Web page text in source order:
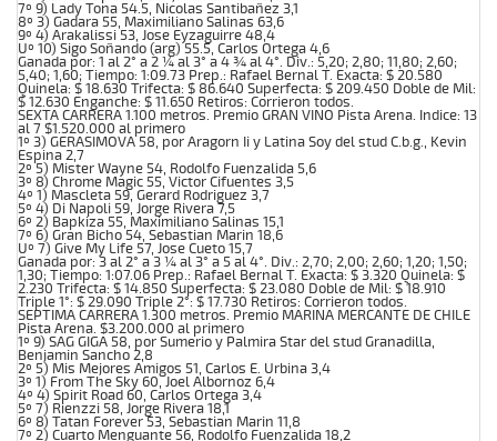
7º 9) Lady Tona 54.5, Nicolas Santibañez 3,1
8º 3) Gadara 55, Maximiliano Salinas 63,6
9º 4) Arakalissi 53, Jose Eyzaguirre 48,4
Uº 10) Sigo Soñando (arg) 55.5, Carlos Ortega 4,6
Ganada por: 1 al 2° a 2 ¼ al 3° a 4 ¾ al 4°. Div.: 5,20; 2,80; 11,80; 2,60;
5,40; 1,60; Tiempo: 1:09.73 Prep.: Rafael Bernal T. Exacta: $ 20.580
Quinela: $ 18.630 Trifecta: $ 86.640 Superfecta: $ 209.450 Doble de Mil:
$ 12.630 Enganche: $ 11.650 Retiros: Corrieron todos.
SEXTA CARRERA 1.100 metros. Premio GRAN VINO Pista Arena. Indice: 13
al 7 $1.520.000 al primero
1º 3) GERASIMOVA 58, por Aragorn Ii y Latina Soy del stud C.b.g., Kevin
Espina 2,7
2º 5) Mister Wayne 54, Rodolfo Fuenzalida 5,6
3º 8) Chrome Magic 55, Victor Cifuentes 3,5
4º 1) Mascleta 59, Gerard Rodriguez 3,7
5º 4) Di Napoli 59, Jorge Rivera 7,5
6º 2) Bapkiza 55, Maximiliano Salinas 15,1
7º 6) Gran Bicho 54, Sebastian Marin 18,6
Uº 7) Give My Life 57, Jose Cueto 15,7
Ganada por: 3 al 2° a 3 ¼ al 3° a 5 al 4°. Div.: 2,70; 2,00; 2,60; 1,20; 1,50;
1,30; Tiempo: 1:07.06 Prep.: Rafael Bernal T. Exacta: $ 3.320 Quinela: $
2.230 Trifecta: $ 14.850 Superfecta: $ 23.080 Doble de Mil: $ 18.910
Triple 1°: $ 29.090 Triple 2°: $ 17.730 Retiros: Corrieron todos.
SEPTIMA CARRERA 1.300 metros. Premio MARINA MERCANTE DE CHILE
Pista Arena. $3.200.000 al primero
1º 9) SAG GIGA 58, por Sumerio y Palmira Star del stud Granadilla,
Benjamin Sancho 2,8
2º 5) Mis Mejores Amigos 51, Carlos E. Urbina 3,4
3º 1) From The Sky 60, Joel Albornoz 6,4
4º 4) Spirit Road 60, Carlos Ortega 3,4
5º 7) Rienzzi 58, Jorge Rivera 18,1
6º 8) Tatan Forever 53, Sebastian Marin 11,8
7º 2) Cuarto Menguante 56, Rodolfo Fuenzalida 18,2